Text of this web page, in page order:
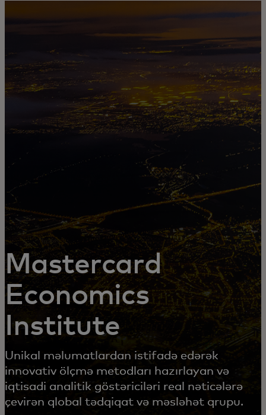
Sizin üçün
Biznes üçün
Dünya üçün
Yenilikçilər üçün
Xəbərlər və trendlər
Mastercard
Economics
Institute
Unikal məlumatlardan istifadə edərək
innovativ ölçmə metodları hazırlayan və
iqtisadi analitik göstəriciləri real nəticələrə
çevirən qlobal tədqiqat və məsləhət qrupu.